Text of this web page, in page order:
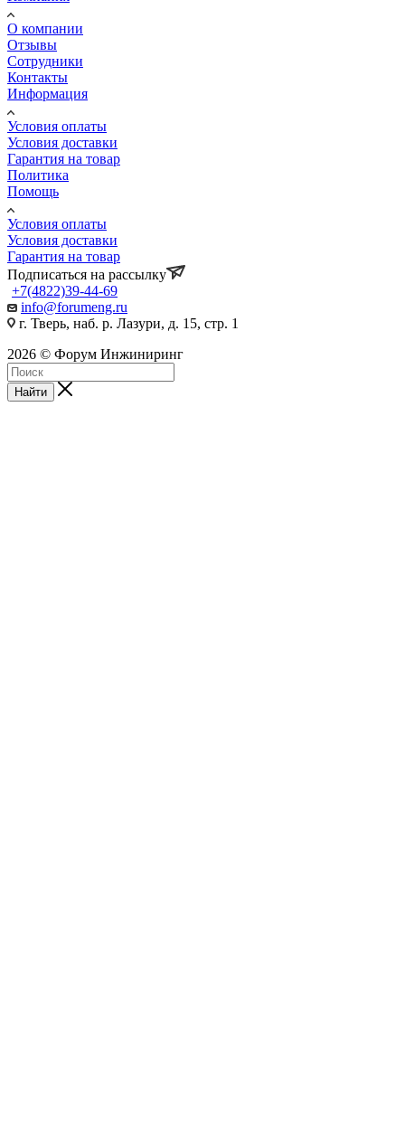
О компании
Отзывы
Сотрудники
Контакты
Информация
Условия оплаты
Условия доставки
Гарантия на товар
Политика
Помощь
Условия оплаты
Условия доставки
Гарантия на товар
Подписаться на рассылку
+7(4822)39-44-69
info@forumeng.ru
г. Тверь, наб. р. Лазури, д. 15, стр. 1
2026 © Форум Инжиниринг
Найти